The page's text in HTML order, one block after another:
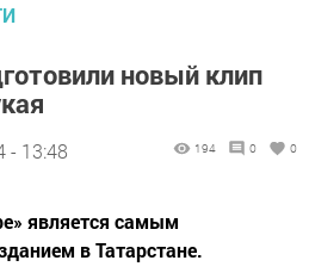
новый клип
- 13:48 194 0 0
является самым
в Татарстане.